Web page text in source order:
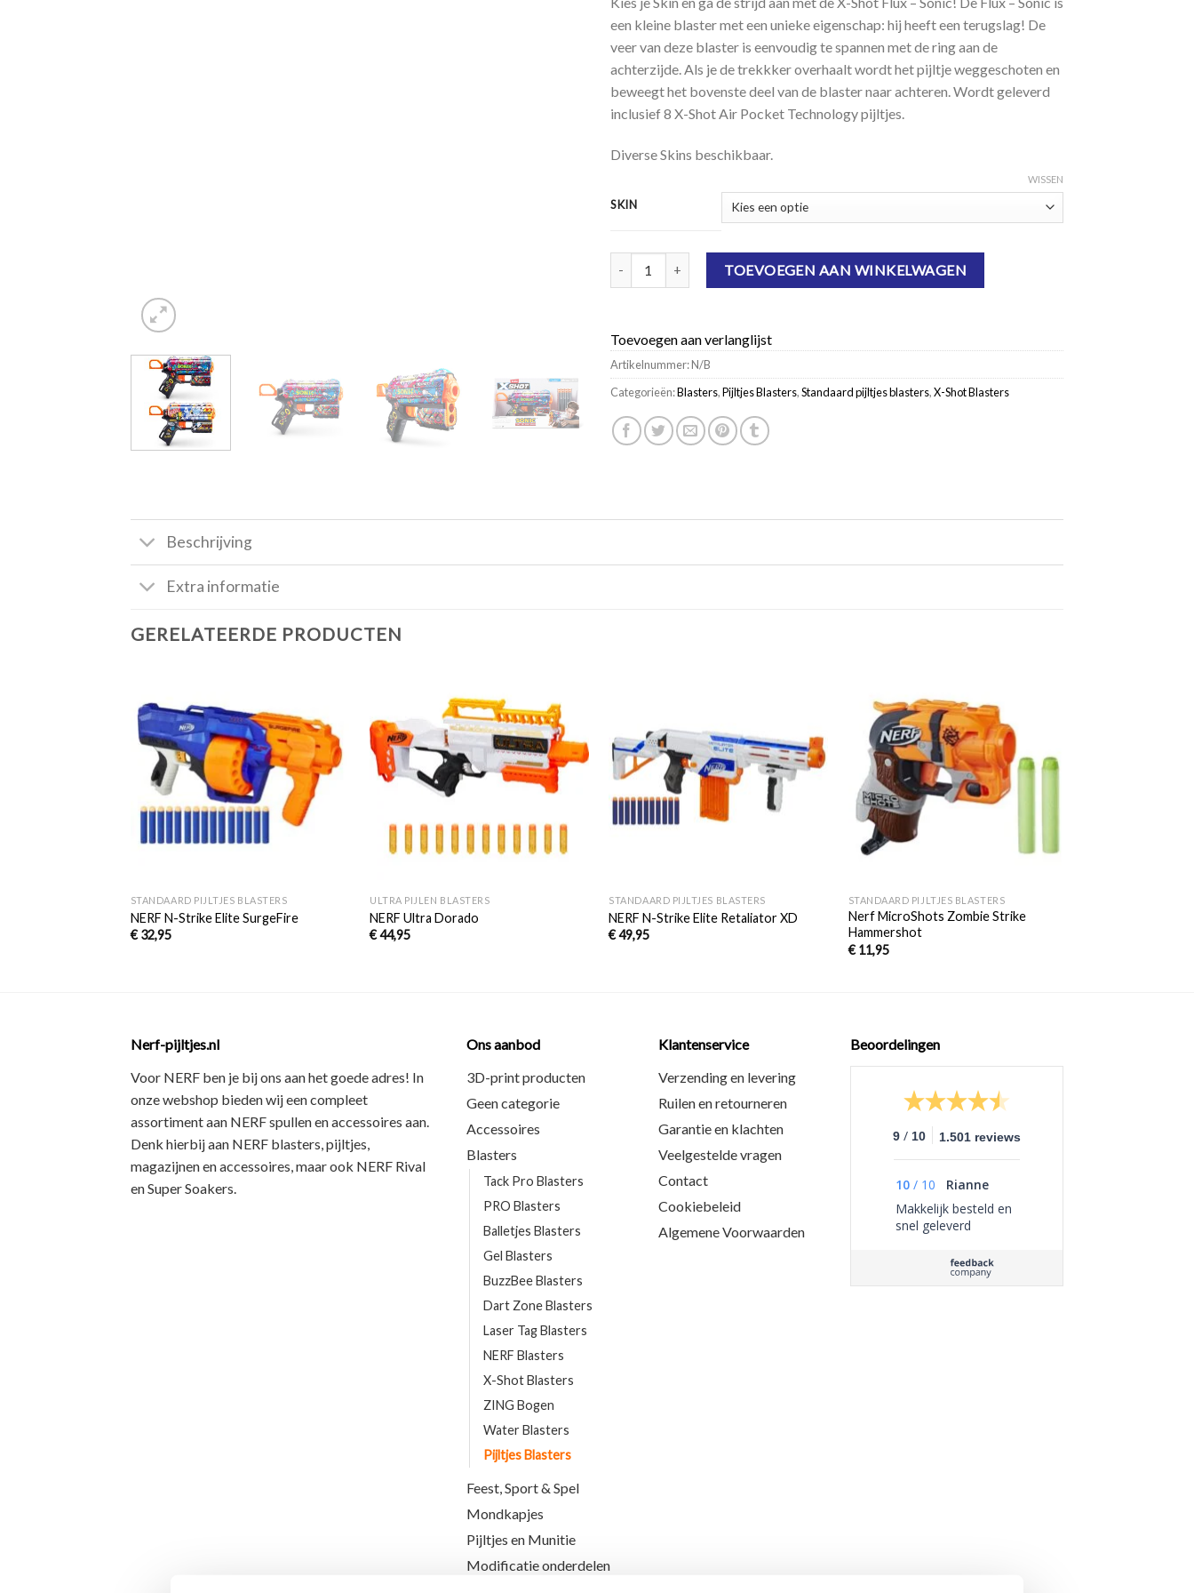
een kleine blaster met een unieke eigenschap: hij heeft een terugslag! De
veer van deze blaster is eenvoudig te spannen met de ring aan de
achterzijde. Als je de trekkker overhaalt wordt het pijltje weggeschoten en
beweegt het bovenste deel van de blaster naar achteren. Wordt geleverd
inclusief 8 X-Shot Air Pocket Technology pijltjes.
Diverse Skins beschikbaar.
SKIN
WISSEN
X-Shot Skins Flux - Sonic aantalTOEVOEGEN AAN WINKELWAGEN
Toevoegen aan verlanglijst
Artikelnummer:N/B
Categorieën:Blasters,Pijltjes Blasters,Standaard pijltjes blasters,X-Shot Blasters
Beschrijving
Extra informatie
GERELATEERDE PRODUCTEN
Toevoegen
aan
verlanglijst
STANDAARD PIJLTJES BLASTERS
NERF N-Strike Elite SurgeFire
€32,95
Toevoegen
aan
verlanglijst
ULTRA PIJLEN BLASTERS
NERF Ultra Dorado
€44,95
verlanglijst
STANDAARD PIJLTJES BLASTERS
NERF N-Strike Elite Retaliator XD
€49,95
verlanglijst
STANDAARD PIJLTJES BLASTERS
Nerf MicroShots Zombie Strike
Hammershot
€11,95
Nerf-pijltjes.nl
Voor NERF ben je bij ons aan het goede adres! In
onze webshop bieden wij eencompleet
assortimentaan NERF spullen en accessoires aan.
Denk hierbij aan NERF blasters, pijltjes,
magazijnen en accessoires , maar ook NERF Rival
en Super Soakers
Ons aanbod
3D-print producten
Geen categorie
Accessoires
Blasters
Tack Pro Blasters
PRO Blasters
Balletjes Blasters
Gel Blasters
BuzzBee Blasters
Dart Zone Blasters
Laser Tag Blasters
NERF Blasters
X-Shot Blasters
ZING Bogen
Water Blasters
Pijltjes Blasters
Feest, Sport & Spel
Mondkapjes
Pijltjes en Munitie
Modificatie onderdelen
Klantenservice
Verzending en levering
Ruilen en retourneren
Garantie en klachten
Veelgestelde vragen
Contact
Cookiebeleid
Algemene Voorwaarden
Beoordelingen
9 / 10 1.501 reviews
10 / 10
Rianne
Makkelijk besteld en
snel geleverd